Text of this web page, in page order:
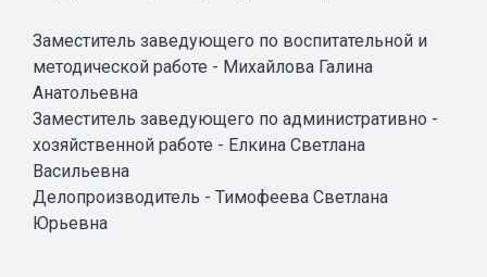
Заместитель заведующего по воспитательной и
методической работе - Михайлова Галина
Анатольевна
Заместитель заведующего по административно -
хозяйственной работе - Елкина Светлана
Васильевна
Делопроизводитель - Тимофеева Светлана
Юрьевна